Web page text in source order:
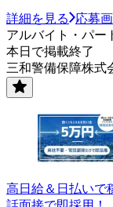
詳細を見る
応募
アルバイト・パー
本日で掲載終了
三和警備保障株式
高日給＆日払いで